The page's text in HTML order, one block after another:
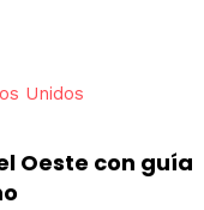
Unidos
Oeste con guía